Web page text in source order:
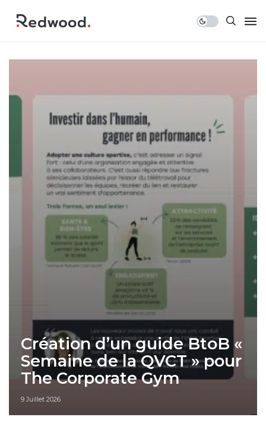
Création d’un guide BtoB «
Semaine de la QVCT » pour
The Corporate Gym
9 Juillet 2026